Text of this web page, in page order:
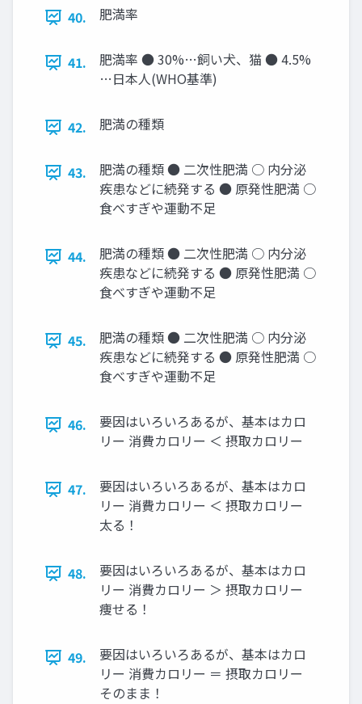
40. 肥満率
41.
肥満率 ● 30%…飼い犬、猫 ● 4.5%
…日本人(WHO基準)
42. 肥満の種類
43.
肥満の種類 ● 二次性肥満 ○ 内分泌
疾患などに続発する ● 原発性肥満 ○
食べすぎや運動不足
44.
肥満の種類 ● 二次性肥満 ○ 内分泌
疾患などに続発する ● 原発性肥満 ○
食べすぎや運動不足
45.
肥満の種類 ● 二次性肥満 ○ 内分泌
疾患などに続発する ● 原発性肥満 ○
食べすぎや運動不足
46.
要因はいろいろあるが、基本はカロ
リー 消費カロリー ＜ 摂取カロリー
47.
要因はいろいろあるが、基本はカロ
リー 消費カロリー ＜ 摂取カロリー
太る！
48.
要因はいろいろあるが、基本はカロ
リー 消費カロリー ＞ 摂取カロリー
痩せる！
49.
要因はいろいろあるが、基本はカロ
リー 消費カロリー ＝ 摂取カロリー
そのまま！